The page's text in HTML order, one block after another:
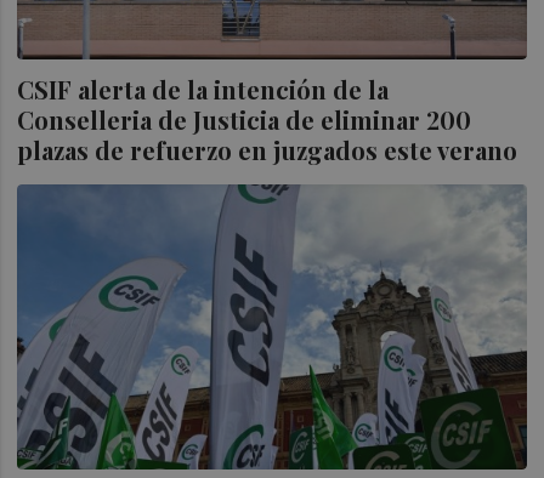
CSIF alerta de la intención de la
Conselleria de Justicia de eliminar 200
plazas de refuerzo en juzgados este verano